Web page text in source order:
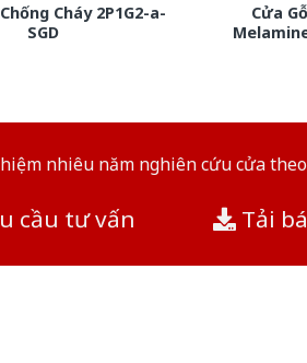
Cháy 2P1G2-a-
SGD
Cửa
nhiêu năm nghiên cứu cửa
cầu tư vấn Tải